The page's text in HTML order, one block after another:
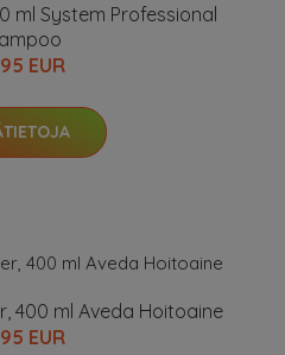
ml System Professional
EUR
400 ml Aveda Hoitoaine
EUR